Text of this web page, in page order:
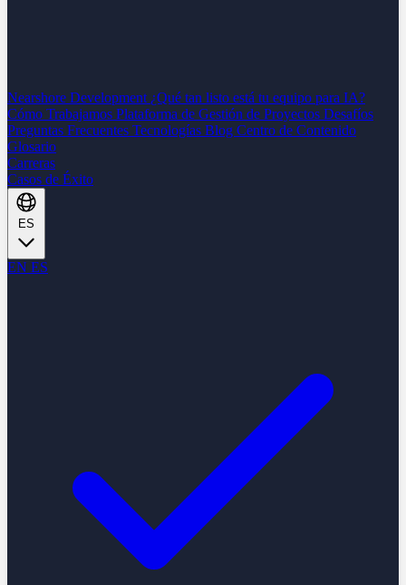
Nearshore Development ¿Qué tan listo está tu equipo para IA?
Cómo Trabajamos Plataforma de Gestión de Proyectos Desafíos
Preguntas Frecuentes Tecnologías Blog Centro de Contenido
Glosario
Carreras
Casos de Éxito
EN ES